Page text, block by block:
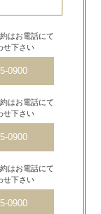
はお電話にて
せ下さい
0900
はお電話にて
せ下さい
0900
はお電話にて
せ下さい
0900